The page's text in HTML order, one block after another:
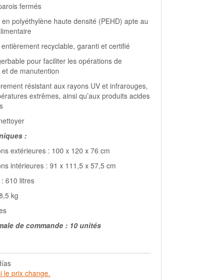
fermés
polyéthylène haute densité (PEHD) apte au
recyclable, garanti et certifié
pour faciliter les opérations de
de manutention
résistant aux rayons UV et infrarouges,
extrêmes, ainsi qu’aux produits acides
:
extérieures : 100 x 120 x 76 cm
intérieures : 91 x 111,5 x 57,5 cm
610 litres
kg
de commande : 10 unités
le prix change.